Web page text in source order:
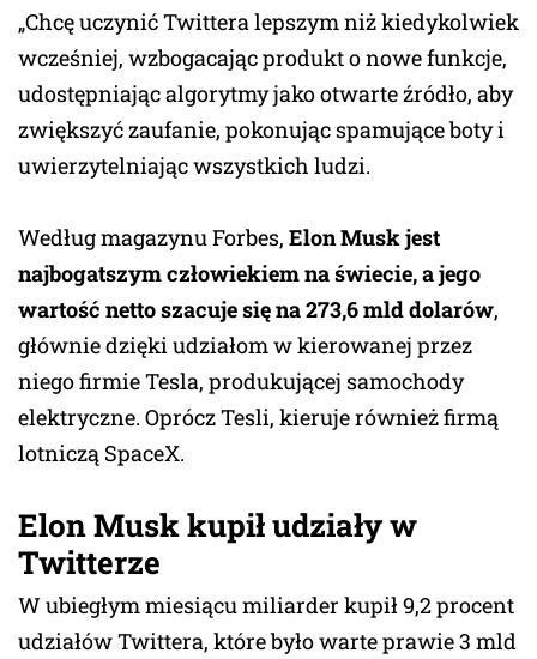
„Chcę uczynić Twittera lepszym niż kiedykolwiek
wcześniej, wzbogacając produkt o nowe funkcje,
udostępniając algorytmy jako otwarte źródło, aby
zwiększyć zaufanie, pokonując spamujące boty i
uwierzytelniając wszystkich ludzi.
Według magazynu Forbes, Elon Musk jest
najbogatszym człowiekiem na świecie, a jego
wartość netto szacuje się na 273,6 mld dolarów,
głównie dzięki udziałom w kierowanej przez
niego firmie Tesla, produkującej samochody
elektryczne. Oprócz Tesli, kieruje również firmą
lotniczą SpaceX.
Elon Musk kupił udziały w
Twitterze
W ubiegłym miesiącu miliarder kupił 9,2 procent
udziałów Twittera, które było warte prawie 3 mld